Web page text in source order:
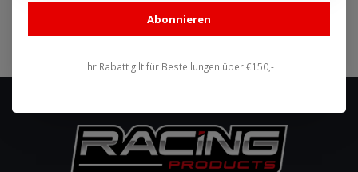
Abonnieren
Ihr Rabatt gilt für Bestellungen über €150,-